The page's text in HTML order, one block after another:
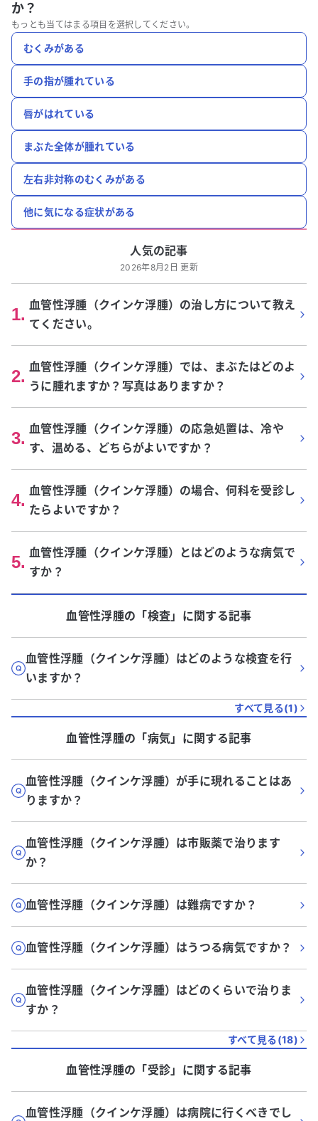
か？
もっとも当てはまる項目を選択してください。
むくみがある
手の指が腫れている
唇がはれている
まぶた全体が腫れている
左右非対称のむくみがある
他に気になる症状がある
人気の記事
2026年8月2日 更新
1. 血管性浮腫（クインケ浮腫）の治し方について教え
てください。
2. 血管性浮腫（クインケ浮腫）では、まぶたはどのよ
うに腫れますか？写真はありますか？
3. 血管性浮腫（クインケ浮腫）の応急処置は、冷や
す、温める、どちらがよいですか？
4. 血管性浮腫（クインケ浮腫）の場合、何科を受診し
たらよいですか？
5. 血管性浮腫（クインケ浮腫）とはどのような病気で
すか？
血管性浮腫の「検査」に関する記事
血管性浮腫（クインケ浮腫）はどのような検査を行
いますか？
すべて見る(1)
血管性浮腫の「病気」に関する記事
血管性浮腫（クインケ浮腫）が手に現れることはあ
りますか？
血管性浮腫（クインケ浮腫）は市販薬で治ります
か？
血管性浮腫（クインケ浮腫）は難病ですか？
血管性浮腫（クインケ浮腫）はうつる病気ですか？
血管性浮腫（クインケ浮腫）はどのくらいで治りま
すか？
すべて見る(18)
血管性浮腫の「受診」に関する記事
血管性浮腫（クインケ浮腫）は病院に行くべきでし